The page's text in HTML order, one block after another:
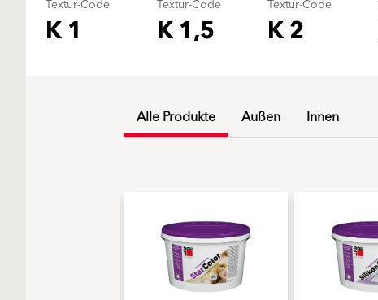
Textur-Code
K 1
Textur-Code
K 1,5
Textur-Code
K 2
Alle Produkte Außen Innen